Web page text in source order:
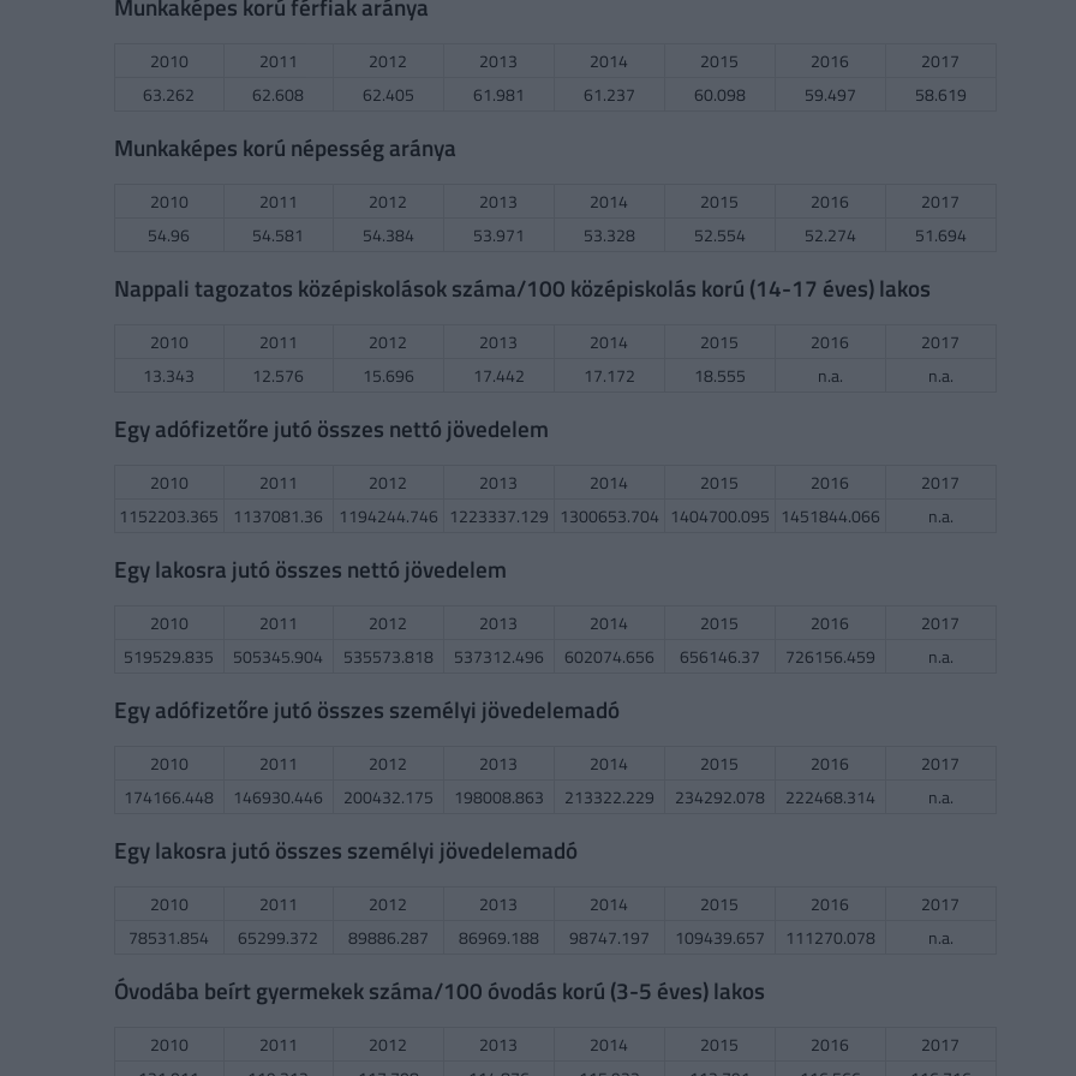
2010 2011 2012 2013 2014 2015 2016
2017
63.262
62.608 62.405 61.981 61.237 60.098 59.497 58.619
Munkaképes korú népesség aránya
2010 2011 2012 2013 2014 2015 2016
2017
54.96
54.581 54.384 53.971 53.328 52.554 52.274 51.694
Nappali tagozatos középiskolások száma/100 középiskolás korú (14-17 éves) lakos
2010 2011 2012 2013 2014 2015 2016
2017
13.343
12.576 15.696 17.442 17.172 18.555 n.a. n.a.
Egy adófizetőre jutó összes nettó jövedelem
2010 2011 2012 2013 2014 2015 2016
2017
1152203.365
1137081.36 1194244.746 1223337.129 1300653.704 1404700.095 1451844.066 n.a.
Egy lakosra jutó összes nettó jövedelem
2010 2011 2012 2013 2014 2015 2016
2017
519529.835
505345.904 535573.818 537312.496 602074.656 656146.37 726156.459 n.a.
Egy adófizetőre jutó összes személyi jövedelemadó
2010 2011 2012 2013 2014 2015 2016
2017
174166.448
146930.446 200432.175 198008.863 213322.229 234292.078 222468.314 n.a.
Egy lakosra jutó összes személyi jövedelemadó
2010 2011 2012 2013 2014 2015 2016
2017
78531.854
65299.372 89886.287 86969.188 98747.197 109439.657 111270.078 n.a.
Óvodába beírt gyermekek száma/100 óvodás korú (3-5 éves) lakos
2010 2011 2012 2013 2014 2015 2016
2017